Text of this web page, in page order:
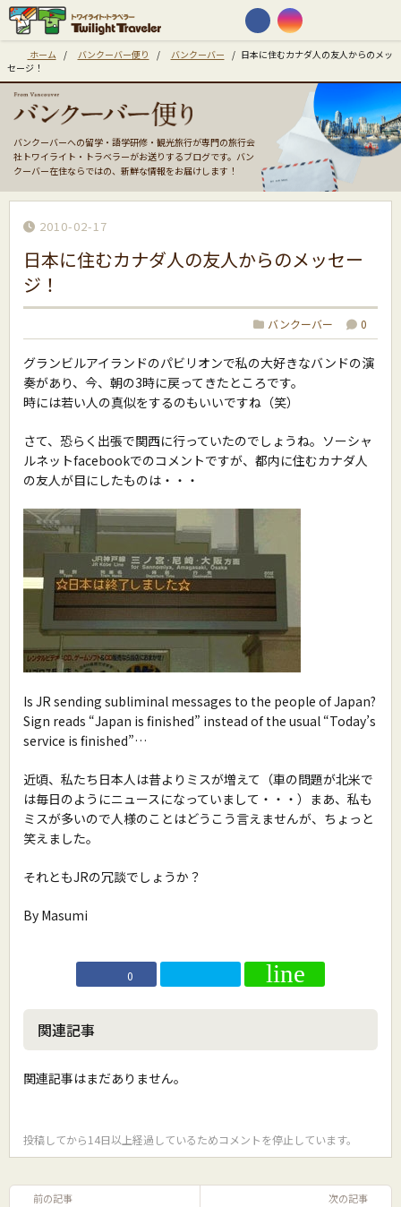
ホーム / バンクーバー便り / バンクーバー / 日本に住むカナダ人の友人からのメッ
セージ！
バンクーバーへの留学・語学研修・観光旅行が専門の旅行会
社トワイライト・トラベラーがお送りするブログです。バン
クーバー在住ならではの、新鮮な情報をお届けします！
2010-02-17
日本に住むカナダ人の友人からのメッセー
ジ！
バンクーバー 0
グランビルアイランドのパビリオンで私の大好きなバンドの演
奏があり、今、朝の3時に戻ってきたところです。
時には若い人の真似をするのもいいですね（笑）
さて、恐らく出張で関西に行っていたのでしょうね。ソーシャ
ルネットfacebookでのコメントですが、都内に住むカナダ人
の友人が目にしたものは・・・
Is JR sending subliminal messages to the people of Japan?
Sign reads “Japan is finished” instead of the usual “Today’s
service is finished”…
近頃、私たち日本人は昔よりミスが増えて（車の問題が北米で
は毎日のようにニュースになっていまして・・・）まあ、私も
ミスが多いので人様のことはどうこう言えませんが、ちょっと
笑えました。
それともJRの冗談でしょうか？
By Masumi
0
関連記事
関連記事はまだありません。
投稿してから14日以上経過しているためコメントを停止しています。
前の記事 次の記事